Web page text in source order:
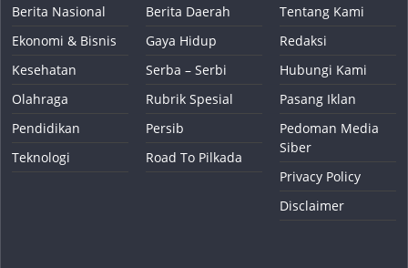
Berita Nasional
Ekonomi & Bisnis
Kesehatan
Olahraga
Pendidikan
Teknologi
Berita Daerah
Gaya Hidup
Serba – Serbi
Rubrik Spesial
Persib
Road To Pilkada
Tentang Kami
Redaksi
Hubungi Kami
Pasang Iklan
Pedoman Media
Siber
Privacy Policy
Disclaimer